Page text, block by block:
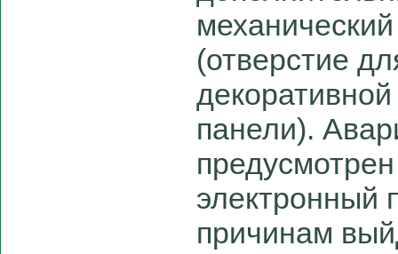
(отверстие
панели).
электронный
причинам